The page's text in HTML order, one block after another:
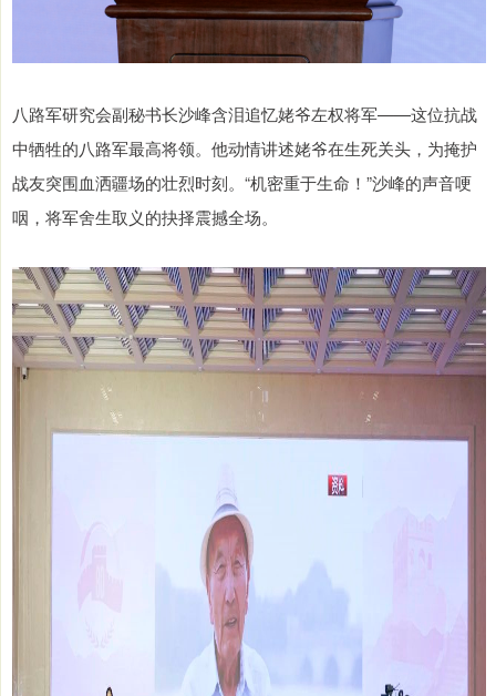
八路军研究会副秘书长沙峰含泪追忆姥爷左权将军——这位抗战
中牺牲的八路军最高将领。他动情讲述姥爷在生死关头，为掩护
战友突围血洒疆场的壮烈时刻。“机密重于生命！”沙峰的声音哽
咽，将军舍生取义的抉择震撼全场。